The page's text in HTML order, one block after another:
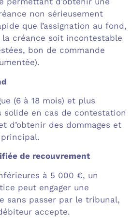
non sérieusement
que l’assignation au fond,
la créance soit incontestable
bon de commande
(6 à 18 mois) et plus
solide en cas de contestation
d’obtenir des dommages et
de recouvrement
à 5 000 €, un
peut engager une
sans passer par le tribunal,
accepte.